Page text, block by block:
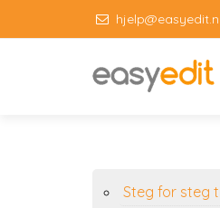
Steg for steg